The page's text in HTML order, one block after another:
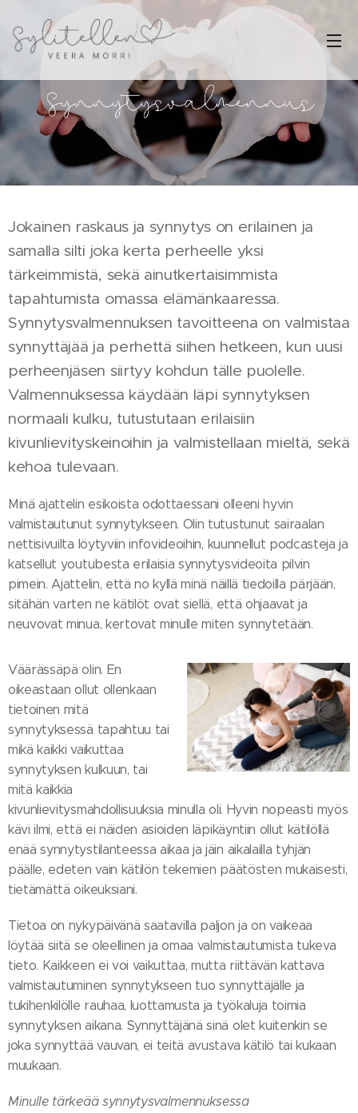
Jokainen raskaus ja synnytys on erilainen ja
samalla silti joka kerta perheelle yksi
tärkeimmistä, sekä ainutkertaisimmista
tapahtumista omassa elämänkaaressa.
Synnytysvalmennuksen tavoitteena on valmistaa
synnyttäjää ja perhettä siihen hetkeen, kun uusi
perheenjäsen siirtyy kohdun tälle puolelle.
Valmennuksessa käydään läpi synnytyksen
normaali kulku, tutustutaan erilaisiin
kivunlievityskeinoihin ja valmistellaan mieltä, sekä
kehoa tulevaan.
Minä ajattelin esikoista odottaessani olleeni hyvin
valmistautunut synnytykseen. Olin tutustunut sairaalan
nettisivuilta löytyviin infovideoihin, kuunnellut podcasteja ja
katsellut youtubesta erilaisia synnytysvideoita pilvin
pimein. Ajattelin, että no kyllä minä näillä tiedoilla pärjään,
sitähän varten ne kätilöt ovat siellä, että ohjaavat ja
neuvovat minua, kertovat minulle miten synnytetään.
Väärässäpä olin. En
oikeastaan ollut ollenkaan
tietoinen mitä
synnytyksessä tapahtuu tai
mikä kaikki vaikuttaa
synnytyksen kulkuun, tai
mitä kaikkia
kivunlievitysmahdollisuuksia minulla oli. Hyvin nopeasti myös
kävi ilmi, että ei näiden asioiden läpikäyntiin ollut kätilöllä
enää synnytystilanteessa aikaa ja jäin aikalailla tyhjän
päälle, edeten vain kätilön tekemien päätösten mukaisesti,
tietämättä oikeuksiani.
Tietoa on nykypäivänä saatavilla paljon ja on vaikeaa
löytää siitä se oleellinen ja omaa valmistautumista tukeva
tieto. Kaikkeen ei voi vaikuttaa, mutta riittävän kattava
valmistautuminen synnytykseen tuo synnyttäjälle ja
tukihenkilölle rauhaa, luottamusta ja työkaluja toimia
synnytyksen aikana. Synnyttäjänä sinä olet kuitenkin se
joka synnyttää vauvan, ei teitä avustava kätilö tai kukaan
muukaan.
Minulle tärkeää synnytysvalmennuksessa